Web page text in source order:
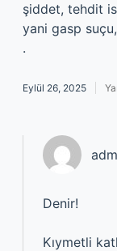
şiddet, tehdit
yani gasp
.
Eylül 26, 2025
Denir!
Kıymetli